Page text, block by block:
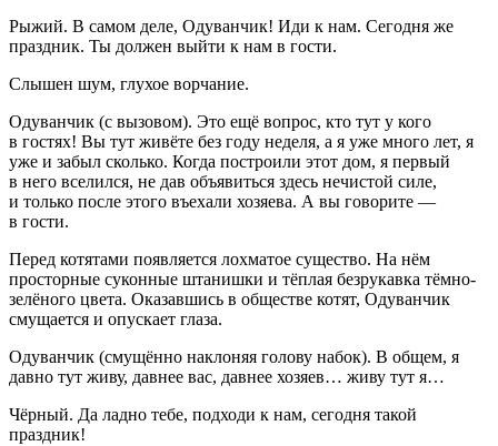
Рыжий. В самом деле, Одуванчик! Иди к нам. Сегодня же
праздник. Ты должен выйти к нам в гости.
Слышен шум, глухое ворчание.
Одуванчик (с вызовом). Это ещё вопрос, кто тут у кого
в гостях! Вы тут живёте без году неделя, а я уже много лет, я
уже и забыл сколько. Когда построили этот дом, я первый
в него вселился, не дав объявиться здесь нечистой силе,
и только после этого въехали хозяева. А вы говорите —
в гости.
Перед котятами появляется лохматое существо. На нём
просторные суконные штанишки и тёплая безрукавка тёмно-
зелёного цвета. Оказавшись в обществе котят, Одуванчик
смущается и опускает глаза.
Одуванчик (смущённо наклоняя голову набок). В общем, я
давно тут живу, давнее вас, давнее хозяев… живу тут я…
Чёрный. Да ладно тебе, подходи к нам, сегодня такой
праздник!